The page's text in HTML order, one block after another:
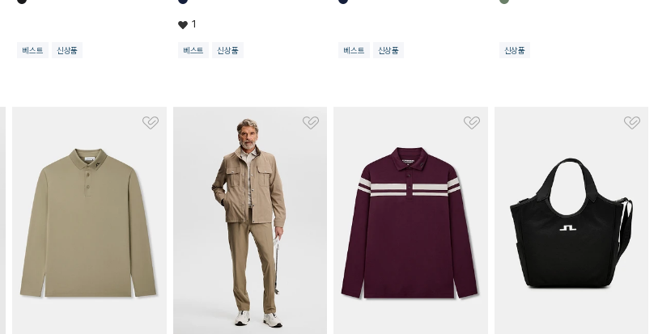
베스트 신상품
1
베스트 신상품 베스트 신상품 신상품